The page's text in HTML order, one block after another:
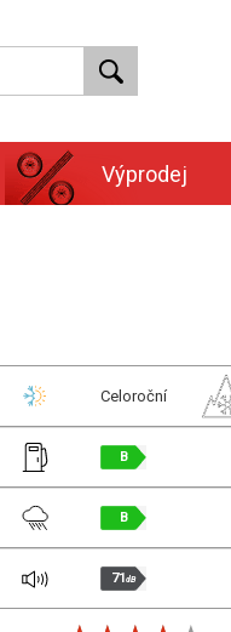
Výprodej
Celoroční
B
B
71dB